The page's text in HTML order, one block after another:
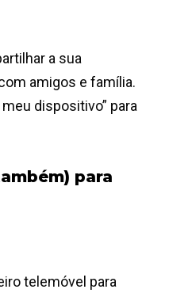
a sua
amigos e família.
dispositivo” para
para
telemóvel para